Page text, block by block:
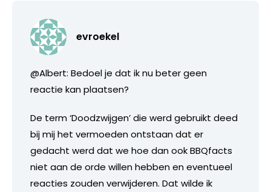
evroekel
@Albert: Bedoel je dat ik nu beter geen
reactie kan plaatsen?
De term ‘Doodzwijgen’ die werd gebruikt deed
bij mij het vermoeden ontstaan dat er
gedacht werd dat we hoe dan ook BBQfacts
niet aan de orde willen hebben en eventueel
reacties zouden verwijderen. Dat wilde ik